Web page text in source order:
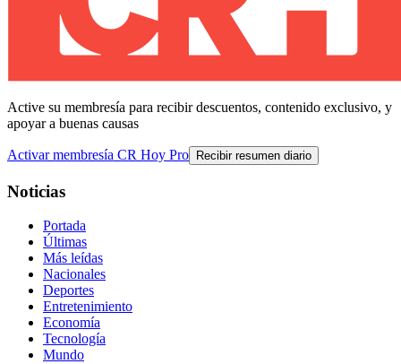
Active su membresía para recibir descuentos, contenido exclusivo, y
apoyar a buenas causas
Activar membresía CR Hoy Pro Recibir resumen diario
Noticias
Portada
Últimas
Más leídas
Nacionales
Deportes
Entretenimiento
Economía
Tecnología
Mundo